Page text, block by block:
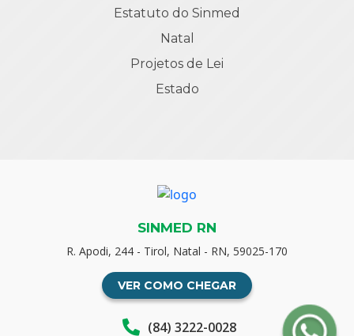
Estatuto do Sinmed
Natal
Projetos de Lei
Estado
SINMED RN
R. Apodi, 244 - Tirol, Natal - RN, 59025-170
VER COMO CHEGAR
(84) 3222-0028